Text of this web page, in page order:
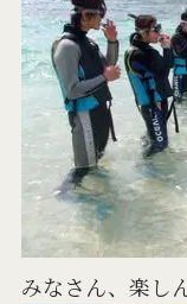
みなさん、楽し